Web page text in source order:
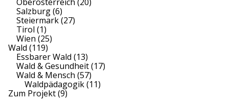
Salzburg(6)
Steiermark(27)
Tirol (1)
Wien (25)
Wald (119)
Essbarer Wald (13)
Wald & Gesundheit(17)
Wald & Mensch (57)
Waldpädagogik(11)
Zum Projekt(9)